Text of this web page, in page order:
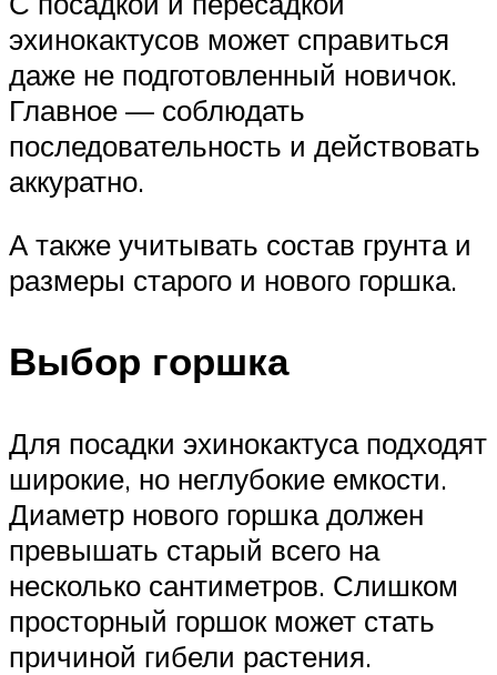
эхинокактусов может справиться
даже не подготовленный новичок.
Главное — соблюдать
последовательность и действовать
аккуратно.
А также учитывать состав грунта и
размеры старого и нового горшка.
Выбор горшка
Для посадки эхинокактуса подходят
широкие, но неглубокие емкости.
Диаметр нового горшка должен
превышать старый всего на
несколько сантиметров. Слишком
просторный горшок может стать
причиной гибели растения.